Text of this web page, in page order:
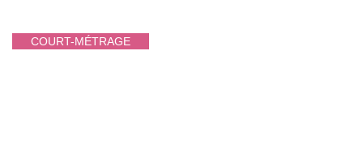
COURT-MÉTRAGE